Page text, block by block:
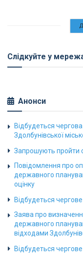
Слідкуйте у
Анонси
Відбудеться
Здолбунівської
Запрошують пройти
Повідомлення про
державного
оцінку
Відбудеться
Заява про
державного
відходами
Відбудеться